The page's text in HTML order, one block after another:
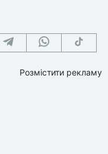
Розмістити рекламу